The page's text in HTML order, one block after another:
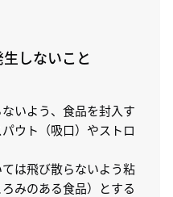
しないこと
いよう、食品を封入す
ウト（吸口）やストロ
は飛び散らないよう粘
みのある食品）とする